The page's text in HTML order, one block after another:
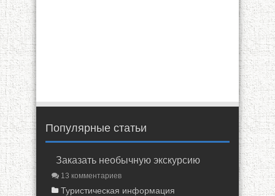
Популярные статьи
Заказать необычную экскурсию
13 комментариев
Туристическая информация